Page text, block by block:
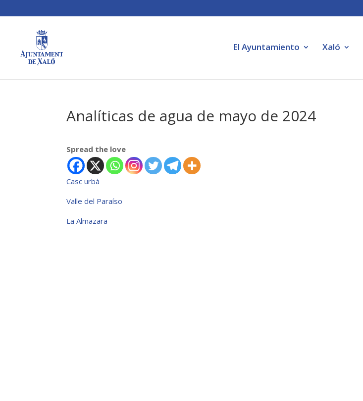
El Ayuntamiento Xaló
Analíticas de agua de mayo de 2024
Spread the love
Casc urbà
Valle del Paraíso
La Almazara